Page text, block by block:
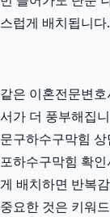
스럽게 배치됩니다.
같은 이혼전문변
서가 더 풍부해집
문구하수구막힘
포하수구막힘 확
게 배치하면 반복
중요한 것은 키워